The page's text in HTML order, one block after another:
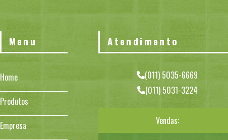
Menu
Home
Produtos
Empresa
Atendimento
(011) 5035-6669
(011) 5031-3224
Vendas: